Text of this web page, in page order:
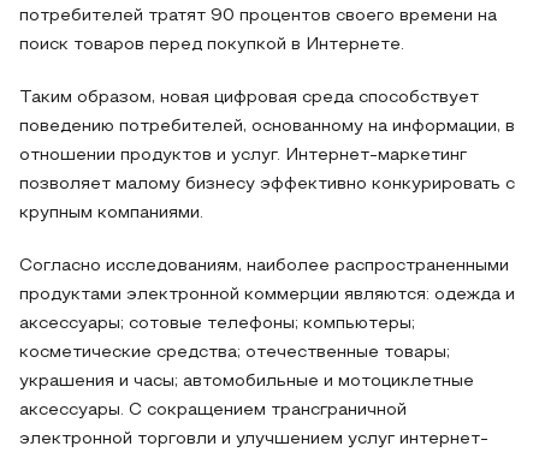
потребителей тратят 90 процентов своего времени на
поиск товаров перед покупкой в Интернете.
Таким образом, новая цифровая среда способствует
поведению потребителей, основанному на информации, в
отношении продуктов и услуг. Интернет-маркетинг
позволяет малому бизнесу эффективно конкурировать с
крупным компаниями.
Согласно исследованиям, наиболее распространенными
продуктами электронной коммерции являются: одежда и
аксессуары; сотовые телефоны; компьютеры;
косметические средства; отечественные товары;
украшения и часы; автомобильные и мотоциклетные
аксессуары. С сокращением трансграничной
электронной торговли и улучшением услуг интернет-